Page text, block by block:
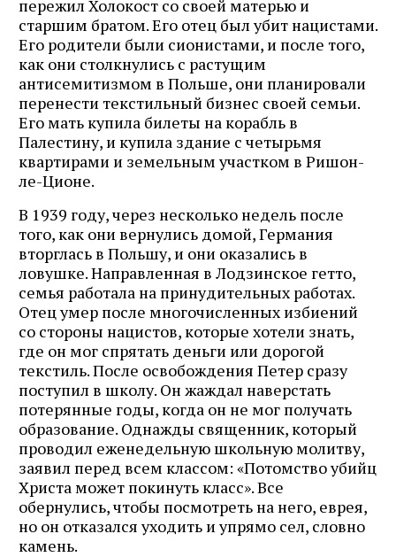
пережил Холокост со своей матерью и
старшим братом. Его отец был убит нацистами.
Его родители были сионистами, и после того,
как они столкнулись с растущим
антисемитизмом в Польше, они планировали
перенести текстильный бизнес своей семьи.
Его мать купила билеты на корабль в
Палестину, и купила здание с четырьмя
квартирами и земельным участком в Ришон-
ле-Ционе.
В 1939 году, через несколько недель после
того, как они вернулись домой, Германия
вторглась в Польшу, и они оказались в
ловушке. Направленная в Лодзинское гетто,
семья работала на принудительных работах.
Отец умер после многочисленных избиений
со стороны нацистов, которые хотели знать,
где он мог спрятать деньги или дорогой
текстиль. После освобождения Петер сразу
поступил в школу. Он жаждал наверстать
потерянные годы, когда он не мог получать
образование. Однажды священник, который
проводил еженедельную школьную молитву,
заявил перед всем классом: «Потомство убийц
Христа может покинуть класс». Все
обернулись, чтобы посмотреть на него, еврея,
но он отказался уходить и упрямо сел, словно
камень.